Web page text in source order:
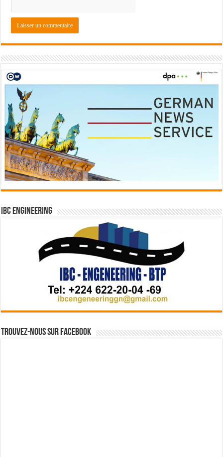
IBC Engineering
Trouvez-nous sur Facebook